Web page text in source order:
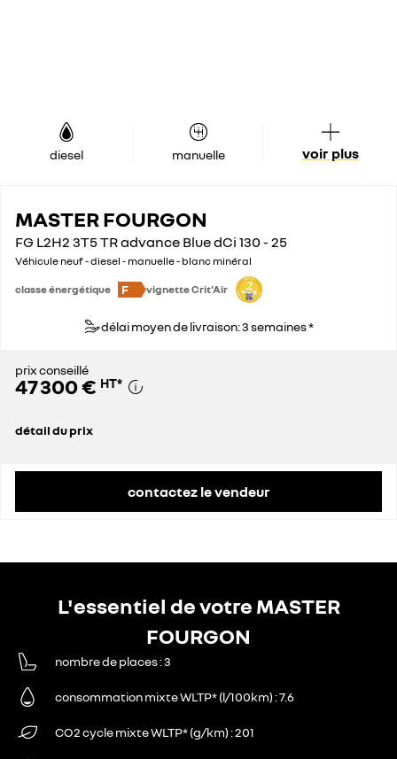
diesel manuelle voir plus
MASTER FOURGON
FG L2H2 3T5 TR advance Blue dCi 130 - 25
Véhicule neuf - diesel - manuelle - blanc minéral
classe énergétique F vignette Crit'Air
délai moyen de livraison: 3 semaines *
prix conseillé
47 300 € HT*
détail du prix
contactez le vendeur
L'essentiel de votre MASTER
FOURGON
nombre de places 3
consommation mixte WLTP* (l/100km) 7.6
CO2 cycle mixte WLTP* (g/km) 201